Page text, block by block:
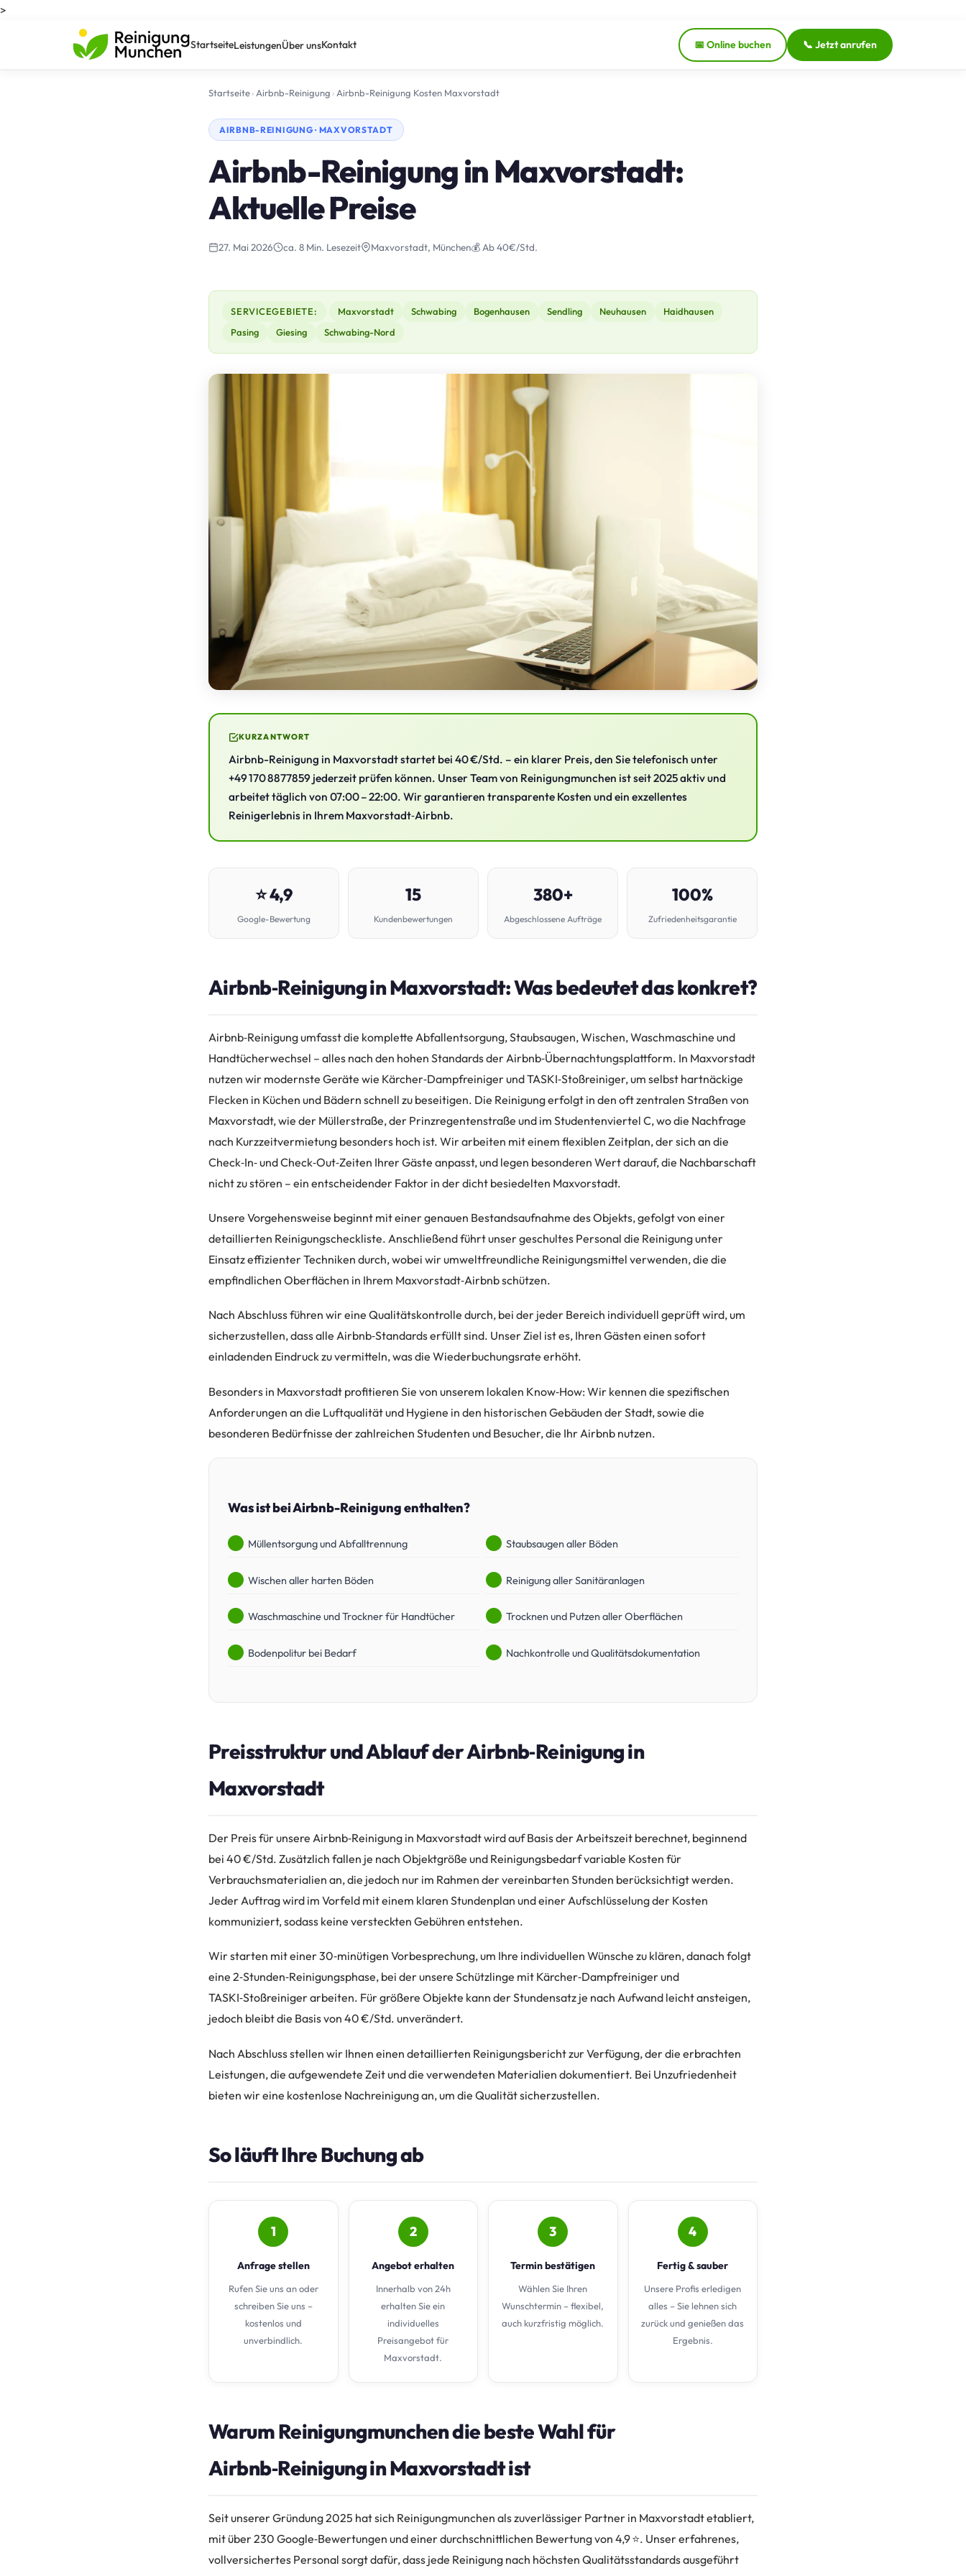
>
StartseiteLeistungenÜber unsKontakt 📅 Online buchen 📞 Jetzt anrufen
Startseite› Airbnb-Reinigung › Airbnb-Reinigung Kosten Maxvorstadt
AIRBNB-REINIGUNG · MAXVORSTADT
Airbnb-Reinigung in Maxvorstadt:
Aktuelle Preise
27. Mai 2026 ca. 8 Min. Lesezeit Maxvorstadt, München💰 Ab 40€/Std.
SERVICEGEBIETE: Maxvorstadt Schwabing Bogenhausen Sendling Neuhausen
Haidhausen
Pasing
Giesing Schwabing-Nord
KURZANTWORT
Airbnb-Reinigung in Maxvorstadt startet bei 40 €/Std. – ein klarer Preis, den Sie telefonisch unter
+49 170 8877859 jederzeit prüfen können. Unser Team von Reinigungmunchen ist seit 2025 aktiv und
arbeitet täglich von 07:00 – 22:00. Wir garantieren transparente Kosten und ein exzellentes
Reinigerlebnis in Ihrem Maxvorstadt‑Airbnb.
⭐ 4,9
Google-Bewertung
15
Kundenbewertungen
380+
Abgeschlossene Aufträge
100%
Zufriedenheitsgarantie
Airbnb‑Reinigung in Maxvorstadt: Was bedeutet das konkret?
Airbnb‑Reinigung umfasst die komplette Abfallentsorgung, Staubsaugen, Wischen, Waschmaschine und
Handtücherwechsel – alles nach den hohen Standards der Airbnb‑Übernachtungsplattform. In Maxvorstadt
nutzen wir modernste Geräte wie Kärcher‑Dampfreiniger und TASKI‑Stoßreiniger, um selbst hartnäckige
Flecken in Küchen und Bädern schnell zu beseitigen. Die Reinigung erfolgt in den oft zentralen Straßen von
Maxvorstadt, wie der Müllerstraße, der Prinzregentenstraße und im Studentenviertel C, wo die Nachfrage
nach Kurzzeitvermietung besonders hoch ist. Wir arbeiten mit einem flexiblen Zeitplan, der sich an die
Check‑In‑ und Check‑Out‑Zeiten Ihrer Gäste anpasst, und legen besonderen Wert darauf, die Nachbarschaft
nicht zu stören – ein entscheidender Faktor in der dicht besiedelten Maxvorstadt.
Unsere Vorgehensweise beginnt mit einer genauen Bestandsaufnahme des Objekts, gefolgt von einer
detaillierten Reinigungscheckliste. Anschließend führt unser geschultes Personal die Reinigung unter
Einsatz effizienter Techniken durch, wobei wir umweltfreundliche Reinigungsmittel verwenden, die die
empfindlichen Oberflächen in Ihrem Maxvorstadt‑Airbnb schützen.
Nach Abschluss führen wir eine Qualitätskontrolle durch, bei der jeder Bereich individuell geprüft wird, um
sicherzustellen, dass alle Airbnb‑Standards erfüllt sind. Unser Ziel ist es, Ihren Gästen einen sofort
einladenden Eindruck zu vermitteln, was die Wiederbuchungsrate erhöht.
Besonders in Maxvorstadt profitieren Sie von unserem lokalen Know‑How: Wir kennen die spezifischen
Anforderungen an die Luftqualität und Hygiene in den historischen Gebäuden der Stadt, sowie die
besonderen Bedürfnisse der zahlreichen Studenten und Besucher, die Ihr Airbnb nutzen.
Was ist bei Airbnb-Reinigung enthalten?
Müllentsorgung und Abfalltrennung Staubsaugen aller Böden
Wischen aller harten Böden Reinigung aller Sanitäranlagen
Waschmaschine und Trockner für Handtücher Trocknen und Putzen aller Oberflächen
Bodenpolitur bei Bedarf Nachkontrolle und Qualitätsdokumentation
Preisstruktur und Ablauf der Airbnb‑Reinigung in
Maxvorstadt
Der Preis für unsere Airbnb‑Reinigung in Maxvorstadt wird auf Basis der Arbeitszeit berechnet, beginnend
bei 40 €/Std. Zusätzlich fallen je nach Objektgröße und Reinigungsbedarf variable Kosten für
Verbrauchsmaterialien an, die jedoch nur im Rahmen der vereinbarten Stunden berücksichtigt werden.
Jeder Auftrag wird im Vorfeld mit einem klaren Stundenplan und einer Aufschlüsselung der Kosten
kommuniziert, sodass keine versteckten Gebühren entstehen.
Wir starten mit einer 30‑minütigen Vorbesprechung, um Ihre individuellen Wünsche zu klären, danach folgt
eine 2‑Stunden‑Reinigungsphase, bei der unsere Schützlinge mit Kärcher‑Dampfreiniger und
TASKI‑Stoßreiniger arbeiten. Für größere Objekte kann der Stundensatz je nach Aufwand leicht ansteigen,
jedoch bleibt die Basis von 40 €/Std. unverändert.
Nach Abschluss stellen wir Ihnen einen detaillierten Reinigungsbericht zur Verfügung, der die erbrachten
Leistungen, die aufgewendete Zeit und die verwendeten Materialien dokumentiert. Bei Unzufriedenheit
bieten wir eine kostenlose Nachreinigung an, um die Qualität sicherzustellen.
So läuft Ihre Buchung ab
1
Anfrage stellen
Rufen Sie uns an oder
schreiben Sie uns –
kostenlos und
unverbindlich.
2
Angebot erhalten
Innerhalb von 24h
erhalten Sie ein
individuelles
Preisangebot für
Maxvorstadt.
3
Termin bestätigen
Wählen Sie Ihren
Wunschtermin – flexibel,
auch kurzfristig möglich.
4
Fertig & sauber
Unsere Profis erledigen
alles – Sie lehnen sich
zurück und genießen das
Ergebnis.
Warum Reinigungmunchen die beste Wahl für
Airbnb‑Reinigung in Maxvorstadt ist
Seit unserer Gründung 2025 hat sich Reinigungmunchen als zuverlässiger Partner in Maxvorstadt etabliert,
mit über 230 Google‑Bewertungen und einer durchschnittlichen Bewertung von 4,9 ⭐. Unser erfahrenes,
vollversichertes Personal sorgt dafür, dass jede Reinigung nach höchsten Qualitätsstandards ausgeführt